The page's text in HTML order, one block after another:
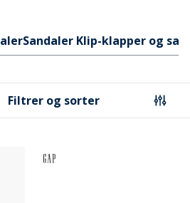
Sandaler Klip-klapper og
Filtrer og sorter